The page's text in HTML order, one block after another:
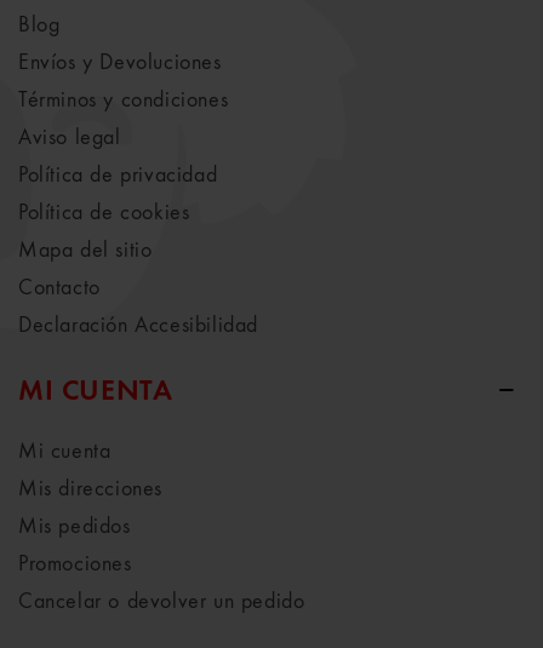
Blog
Envíos y Devoluciones
Términos y condiciones
Aviso legal
Política de privacidad
Política de cookies
Mapa del sitio
Contacto
Declaración Accesibilidad
MI CUENTA
Mi cuenta
Mis direcciones
Mis pedidos
Promociones
Cancelar o devolver un pedido